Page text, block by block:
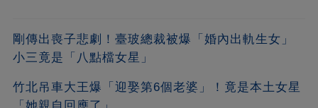
剛傳出喪子悲劇！臺玻總裁被爆「婚內出軌生女」
小三竟是「八點檔女星」
竹北吊車大王爆「迎娶第6個老婆」！竟是本土女星